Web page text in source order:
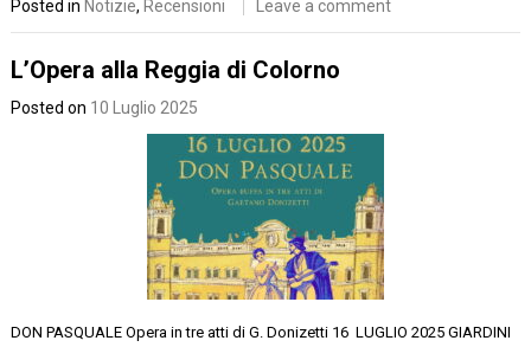
Posted in Notizie, Recensioni Leave a comment
L’Opera alla Reggia di Colorno
Posted on 10 Luglio 2025
DON PASQUALE Opera in tre atti di G. Donizetti 16 LUGLIO 2025 GIARDINI